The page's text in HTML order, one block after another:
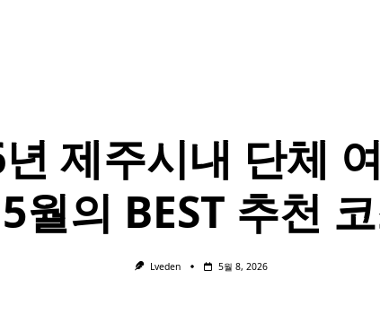
제주시내 단체
월의 BEST 추천
Lveden 5월 8, 2026